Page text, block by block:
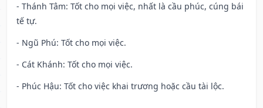
- Thánh Tâm: Tốt cho mọi việc, nhất là cầu phúc, cúng bái
tế tự.
- Ngũ Phú: Tốt cho mọi việc.
- Cát Khánh: Tốt cho mọi việc.
- Phúc Hậu: Tốt cho việc khai trương hoặc cầu tài lộc.